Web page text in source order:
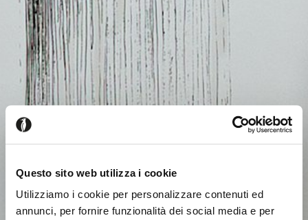
Questo sito web utilizza i cookie
Utilizziamo i cookie per personalizzare contenuti ed
annunci, per fornire funzionalità dei social media e per